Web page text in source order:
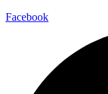
Facebook